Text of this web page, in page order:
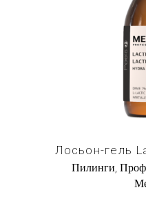
Лосьон-гель
Пилинги,